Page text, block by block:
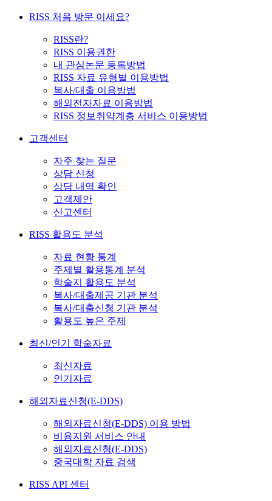
RISS 처음 방문 이세요?
RISS란?
RISS 이용권한
내 관심논문 등록방법
RISS 자료 유형별 이용방법
복사/대출 이용방법
해외전자자료 이용방법
RISS 정보취약계층 서비스 이용방법
고객센터
자주 찾는 질문
상담 신청
상담 내역 확인
고객제안
신고센터
RISS 활용도 분석
자료 현황 통계
주제별 활용통계 분석
학술지 활용도 분석
복사/대출제공 기관 분석
복사/대출신청 기관 분석
활용도 높은 주제
최신/인기 학술자료
최신자료
인기자료
해외자료신청(E-DDS)
해외자료신청(E-DDS) 이용 방법
비용지원 서비스 안내
해외자료신청(E-DDS)
중국대학 자료 검색
RISS API 센터